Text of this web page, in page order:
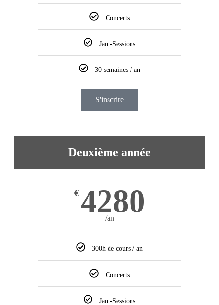
Concerts
Jam-Sessions
30 semaines / an
S'inscrire
Deuxième année
€ 4280
/an
300h de cours / an
Concerts
Jam-Sessions